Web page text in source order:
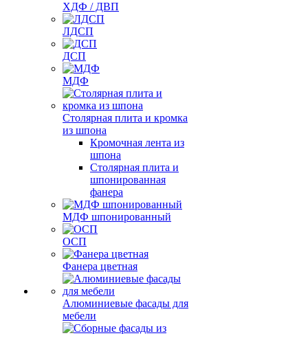
ХДФ / ДВП
ЛДСП
ДСП
МДФ
Столярная плита и кромка
из шпона
Кромочная лента из
шпона
Столярная плита и
шпонированная
фанера
МДФ шпонированный
ОСП
Фанера цветная
Алюминиевые фасады для
мебели